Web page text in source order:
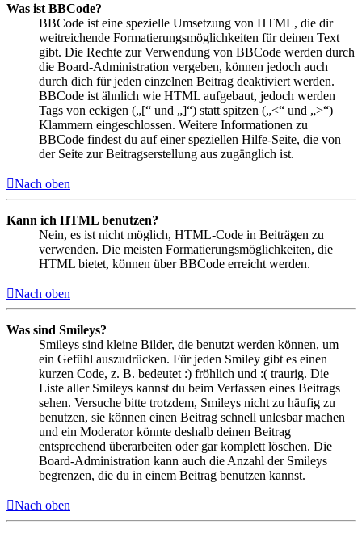
Was ist BBCode?
BBCode ist eine spezielle Umsetzung von HTML, die dir
weitreichende Formatierungsmöglichkeiten für deinen Text
gibt. Die Rechte zur Verwendung von BBCode werden durch
die Board-Administration vergeben, können jedoch auch
durch dich für jeden einzelnen Beitrag deaktiviert werden.
BBCode ist ähnlich wie HTML aufgebaut, jedoch werden
Tags von eckigen („[“ und „]“) statt spitzen („<“ und „>“)
Klammern eingeschlossen. Weitere Informationen zu
BBCode findest du auf einer speziellen Hilfe-Seite, die von
der Seite zur Beitragserstellung aus zugänglich ist.
Nach oben
Kann ich HTML benutzen?
Nein, es ist nicht möglich, HTML-Code in Beiträgen zu
verwenden. Die meisten Formatierungsmöglichkeiten, die
HTML bietet, können über BBCode erreicht werden.
Nach oben
Was sind Smileys?
Smileys sind kleine Bilder, die benutzt werden können, um
ein Gefühl auszudrücken. Für jeden Smiley gibt es einen
kurzen Code, z. B. bedeutet :) fröhlich und :( traurig. Die
Liste aller Smileys kannst du beim Verfassen eines Beitrags
sehen. Versuche bitte trotzdem, Smileys nicht zu häufig zu
benutzen, sie können einen Beitrag schnell unlesbar machen
und ein Moderator könnte deshalb deinen Beitrag
entsprechend überarbeiten oder gar komplett löschen. Die
Board-Administration kann auch die Anzahl der Smileys
begrenzen, die du in einem Beitrag benutzen kannst.
Nach oben